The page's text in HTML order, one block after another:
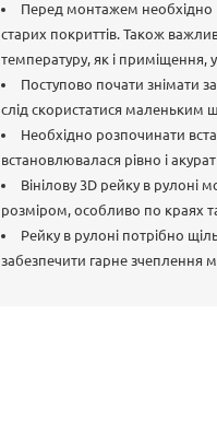
Перед монтажем необхідно
старих покриттів. Також
температуру, як і приміщення,
Поступово почати знімати
слід скористатися маленьким
Необхідно розпочинати
встановлювалася рівно і
Вінілову 3D рейку в рулоні
розміром, особливо по краях
Рейку в рулоні потрібно
забезпечити гарне зчеплення